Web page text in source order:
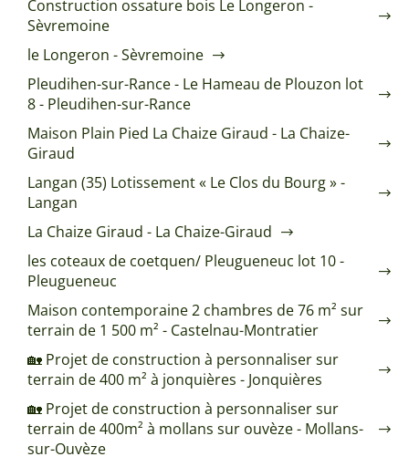
Construction ossature bois Le Longeron -
Sèvremoine
le Longeron - Sèvremoine
Pleudihen-sur-Rance - Le Hameau de Plouzon lot
8 - Pleudihen-sur-Rance
Maison Plain Pied La Chaize Giraud - La Chaize-
Giraud
Langan (35) Lotissement « Le Clos du Bourg » -
Langan
La Chaize Giraud - La Chaize-Giraud
les coteaux de coetquen/ Pleugueneuc lot 10 -
Pleugueneuc
Maison contemporaine 2 chambres de 76 m² sur
terrain de 1 500 m² - Castelnau-Montratier
🏡 Projet de construction à personnaliser sur
terrain de 400 m² à jonquières - Jonquières
🏡 Projet de construction à personnaliser sur
terrain de 400m² à mollans sur ouvèze - Mollans-
sur-Ouvèze